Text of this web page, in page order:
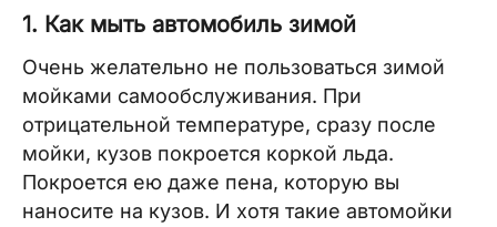
1. Как мыть автомобиль зимой
Очень желательно не пользоваться зимой
мойками самообслуживания. При
отрицательной температуре, сразу после
мойки, кузов покроется коркой льда.
Покроется ею даже пена, которую вы
наносите на кузов. И хотя такие автомойки